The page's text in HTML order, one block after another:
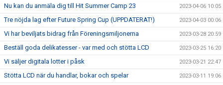
Nu kan du anmäla dig till Hit Summer Camp 23 2023-04-06 10:05
Tre nöjda lag efter Future Spring Cup (UPPDATERAT!) 2023-04-03 00:06
Vi har beviljats bidrag från Föreningsmiljonerna 2023-03-28 20:59
Beställ goda delikatesser - var med och stötta LCD 2023-03-25 16:20
Vi säljer digitala lotter i påsk 2023-03-21 22:47
Stötta LCD när du handlar, bokar och spelar 2023-03-11 19:06